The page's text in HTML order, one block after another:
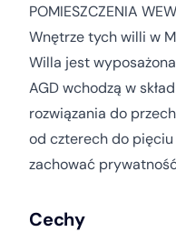
POMIESZCZENIA
Wnętrze tych willi w
Willa jest
AGD wchodzą w
rozwiązania do
od czterech do pięciu
zachować
Cechy